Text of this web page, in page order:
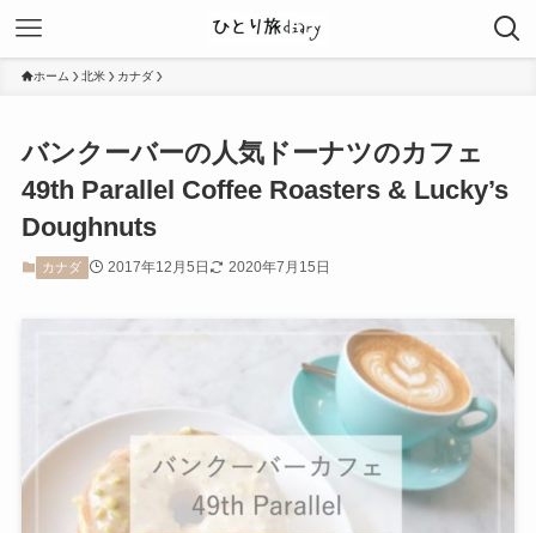
ホーム 北米 カナダ
バンクーバーの人気ドーナツのカフェ
49th Parallel Coffee Roasters & Lucky’s
Doughnuts
カナダ 2017年12月5日 2020年7月15日